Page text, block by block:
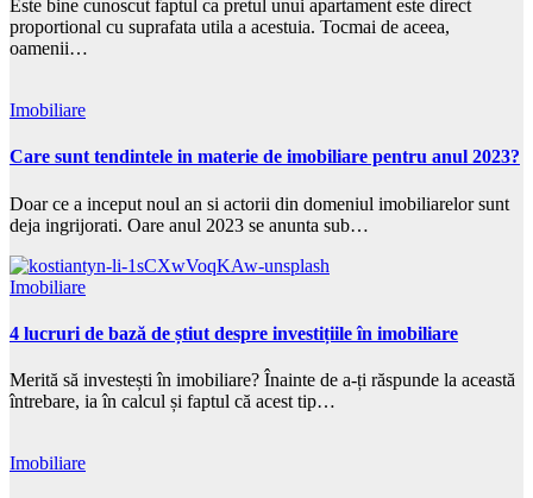
Este bine cunoscut faptul ca pretul unui apartament este direct
proportional cu suprafata utila a acestuia. Tocmai de aceea,
oamenii…
Imobiliare
Care sunt tendintele in materie de imobiliare pentru anul 2023?
Doar ce a inceput noul an si actorii din domeniul imobiliarelor sunt
deja ingrijorati. Oare anul 2023 se anunta sub…
Imobiliare
4 lucruri de bază de știut despre investițiile în imobiliare
Merită să investești în imobiliare? Înainte de a-ți răspunde la această
întrebare, ia în calcul și faptul că acest tip…
Imobiliare